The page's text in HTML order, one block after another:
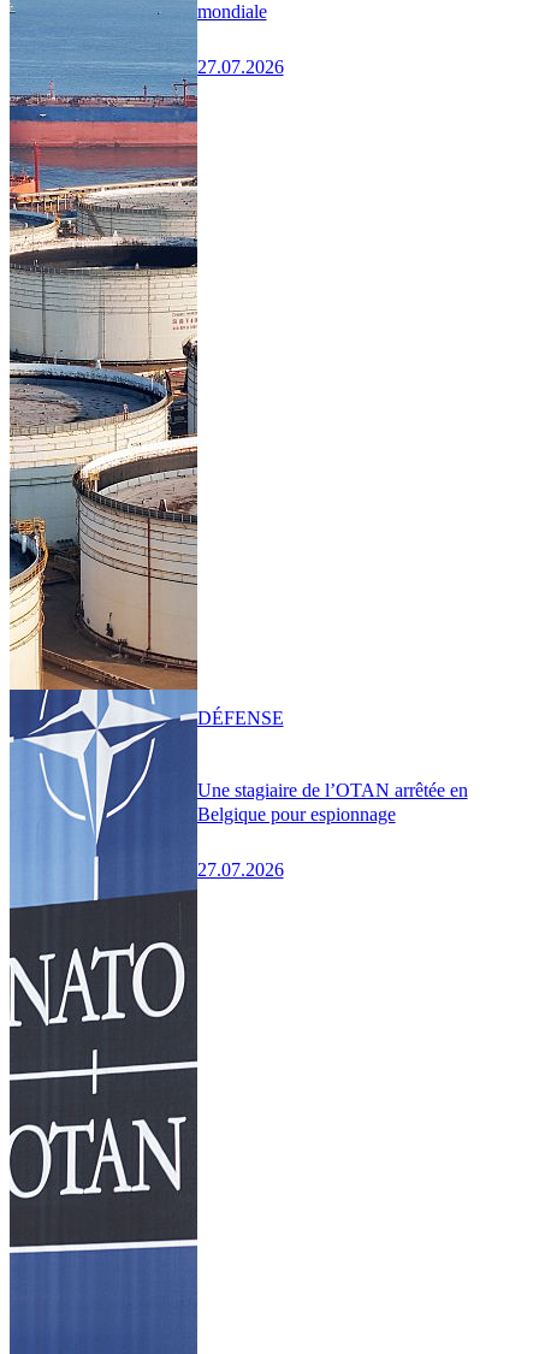
mondiale
27.07.2026
Une stagiaire de l’OTAN arrêtée en
Belgique pour espionnage
27.07.2026
DÉFENSE